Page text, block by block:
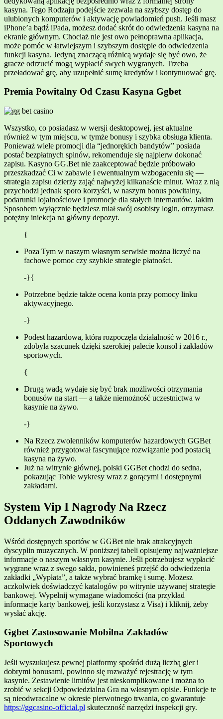
kasyna. Tego Rodzaju podejście zezwala na szybszy dostęp do
ulubionych komputerów i aktywację powiadomień push. Jeśli masz
iPhone’a bądź iPada, możesz dodać skrót do odwiedzenia kasyna na
ekranie głównym. Chociaż nie jest owo pełnoprawna aplikacja,
może pomóc w łatwiejszym i szybszym dostępie do odwiedzenia
funkcji kasyna. Jedyną znaczącą różnicą wydaje się być owo, że
gracze odrzucić mogą wypłacić swych wygranych. Trzeba
przeładować grę, aby uzupełnić sumę kredytów i kontynuować grę.
Premia Powitalny Od Czasu Kasyna Ggbet
Wszystko, co posiadasz w wersji desktopowej, jest aktualne
również w tym miejscu, w tymże bonusy i szybka obsługa klienta.
Ponieważ wiele promocji dla “jednorękich bandytów” posiada
postać bezpłatnych spinów, rekomenduje się najpierw dokonać
zapisu. Kasyno GG.Bet nie zaakceptować będzie próbowało
przeszkadzać Ci w zabawie i ewentualnym wzbogaceniu się —
strategia zapisu dzierży zająć najwyżej kilkanaście minut. Wraz z nią
przychodzi jednak sporo korzyści, w naszym bonus powitalny,
podarunki lojalnościowe i promocje dla stałych internautów. Jakim
Sposobem wyłącznie będziesz miał swój osobisty login, otrzymasz
potężny iniekcja na główny depozyt.
{
Poza Tym w naszym własnym serwisie można liczyć na
fachowe pomoc czy szybkie strategie płatności.
-}{
Potrzebne będzie także ocena konta przy pomocy linku
aktywacyjnego.
-}
Podest hazardowa, która rozpoczęła działalność w 2016 r.,
zdobyła szacunek dzięki szerokiej palecie konsol i zakładów
sportowych.
{
Drugą wadą wydaje się być brak możliwości otrzymania
bonusów na start — a także niemożność uczestnictwa w
kasynie na żywo.
-}
Na Rzecz zwolenników komputerów hazardowych GGBet
również przygotował fascynujące rozwiązanie pod postacią
kasyna na żywo.
Już na witrynie głównej, polski GGBet chodzi do sedna,
pokazując Tobie wykresy wraz z gorącymi i dostępnymi
zakładami.
System Vip I Nagrody Na Rzecz
Oddanych Zawodników
Wśród dostępnych sportów w GGBet nie brak atrakcyjnych
dyscyplin muzycznych. W poniższej tabeli opisujemy najważniejsze
informacje o naszym własnym kasynie. Jeśli potrzebujesz wypłacić
wygrane wraz z swego salda, powinieneś przejść do odwiedzenia
zakładki „Wypłata”, a także wybrać bramkę i sumę. Możesz
aczkolwiek doświadczyć katalogów po witrynie używanej strategie
bankowej. Wypełnij wymagane wiadomości (na przykład
informacje karty bankowej, jeśli korzystasz z Visa) i kliknij, żeby
wysłać akcję.
Ggbet Zastosowanie Mobilna Zakładów
Sportowych
Jeśli wyszukujesz pewnej platformy spośród dużą liczbą gier i
dobrymi bonusami, powinno się rozważyć rejestrację w tym
kasynie. Zestawienie limitów jest nieskomplikowane i można to
zrobić w sekcji Odpowiedzialna Gra na własnym opisie. Funkcje te
są nieodwracalne w okresie pierwotnego trwania, co gwarantuje
https://ggcasino-official.pl skuteczność narzędzi inspekcji gry.